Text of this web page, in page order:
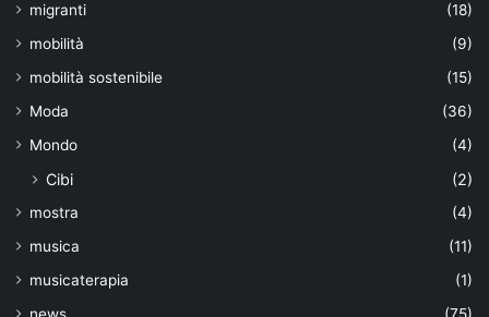
migranti
(18)
mobilità
(9)
mobilità sostenibile
(15)
Moda
(36)
Mondo
(4)
Cibi (2)
mostra
(4)
musica
(11)
musicaterapia
(1)